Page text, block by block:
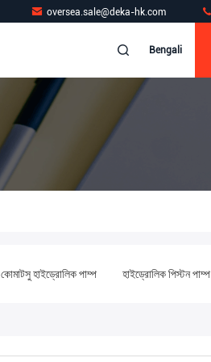
oversea.sale@deka-hk.com
Bengali
কোমাটসু হাইড্রোলিক পাম্প হাইড্রোলিক পিস্টন পাম্প